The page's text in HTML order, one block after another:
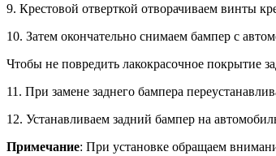
9. Крестовой отверткой отворачиваем винты
10. Затем окончательно снимаем бампер с
Чтобы не повредить лакокрасочное покрытие
11. При замене заднего бампера
12. Устанавливаем задний бампер на
Примечание: При установке обращаем